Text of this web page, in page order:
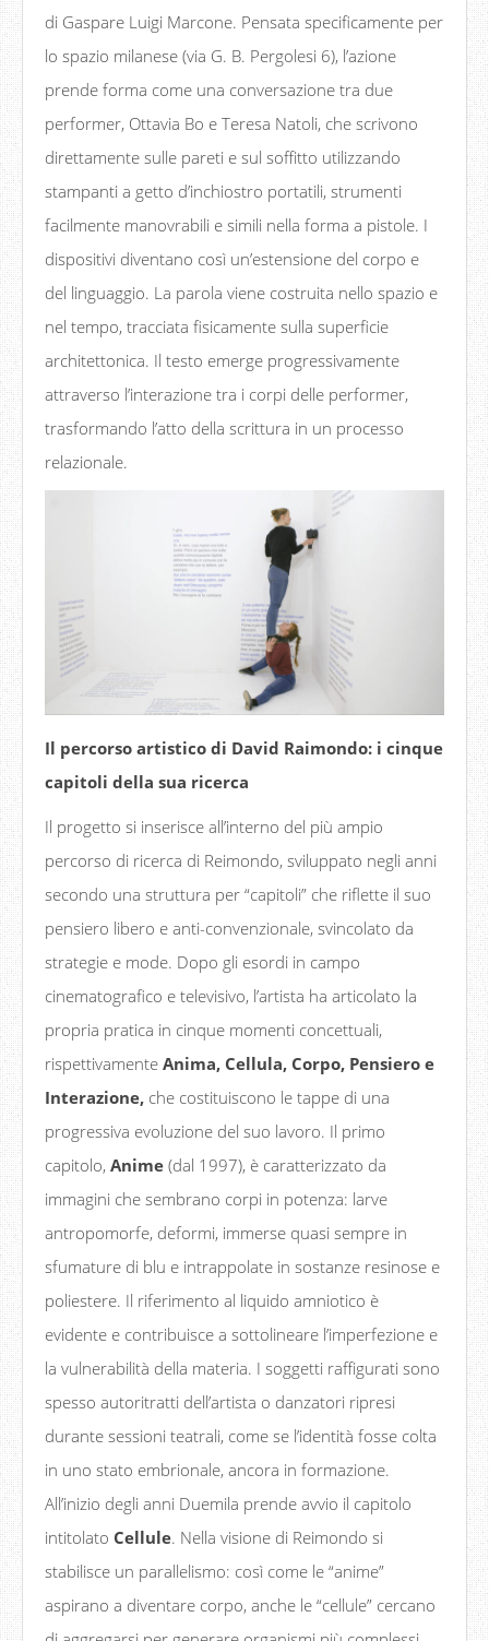
di Gaspare Luigi Marcone. Pensata specificamente per
lo spazio milanese (via G. B. Pergolesi 6), l’azione
prende forma come una conversazione tra due
performer, Ottavia Bo e Teresa Natoli, che scrivono
direttamente sulle pareti e sul soffitto utilizzando
stampanti a getto d’inchiostro portatili, strumenti
facilmente manovrabili e simili nella forma a pistole. I
dispositivi diventano così un’estensione del corpo e
del linguaggio. La parola viene costruita nello spazio e
nel tempo, tracciata fisicamente sulla superficie
architettonica. Il testo emerge progressivamente
attraverso l’interazione tra i corpi delle performer,
trasformando l’atto della scrittura in un processo
relazionale.
Il percorso artistico di David Raimondo: i cinque
capitoli della sua ricerca
Il progetto si inserisce all’interno del più ampio
percorso di ricerca di Reimondo, sviluppato negli anni
secondo una struttura per “capitoli” che riflette il suo
pensiero libero e anti-convenzionale, svincolato da
strategie e mode. Dopo gli esordi in campo
cinematografico e televisivo, l’artista ha articolato la
propria pratica in cinque momenti concettuali,
rispettivamente Anima, Cellula, Corpo, Pensiero e
Interazione, che costituiscono le tappe di una
progressiva evoluzione del suo lavoro. Il primo
capitolo, Anime (dal 1997), è caratterizzato da
immagini che sembrano corpi in potenza: larve
antropomorfe, deformi, immerse quasi sempre in
sfumature di blu e intrappolate in sostanze resinose e
poliestere. Il riferimento al liquido amniotico è
evidente e contribuisce a sottolineare l’imperfezione e
la vulnerabilità della materia. I soggetti raffigurati sono
spesso autoritratti dell’artista o danzatori ripresi
durante sessioni teatrali, come se l’identità fosse colta
in uno stato embrionale, ancora in formazione.
All’inizio degli anni Duemila prende avvio il capitolo
intitolato Cellule. Nella visione di Reimondo si
stabilisce un parallelismo: così come le “anime”
aspirano a diventare corpo, anche le “cellule” cercano